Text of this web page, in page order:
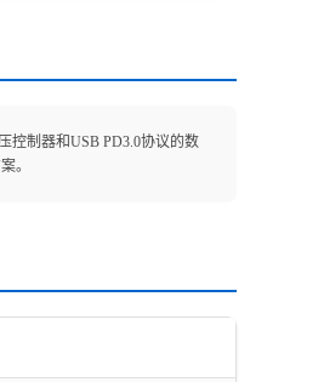
控制器和USB PD3.0协议的数
。